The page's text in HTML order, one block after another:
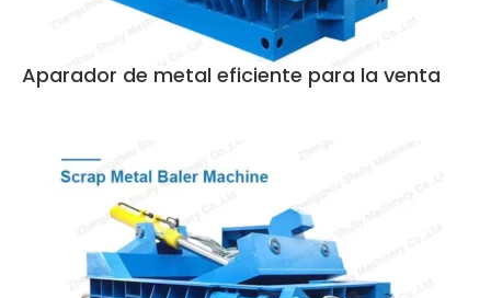
Aparador de metal eficiente para la venta